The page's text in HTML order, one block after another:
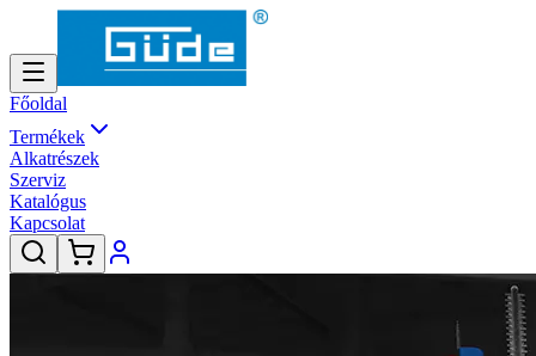
Főoldal
Termékek
Alkatrészek
Szerviz
Katalógus
Kapcsolat